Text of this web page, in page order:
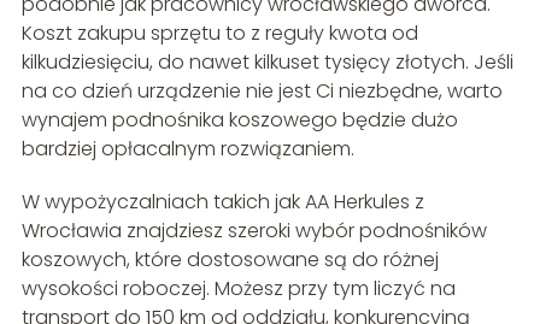
Koszt zakupu sprzętu to z reguły kwota od
kilkudziesięciu, do nawet kilkuset tysięcy złotych. Jeśli
na co dzień urządzenie nie jest Ci niezbędne, warto
wynajem podnośnika koszowego będzie dużo
bardziej opłacalnym rozwiązaniem.
W wypożyczalniach takich jak AA Herkules z
Wrocławia znajdziesz szeroki wybór podnośników
koszowych, które dostosowane są do różnej
wysokości roboczej. Możesz przy tym liczyć na
transport do 150 km od oddziału, konkurencyjną